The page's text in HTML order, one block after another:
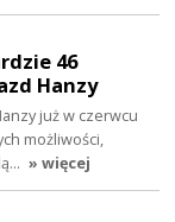
46
Hanzy
już w czerwcu
możliwości,
» więcej